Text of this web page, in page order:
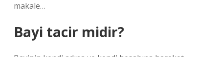
makale…
Bayi tacir midir?